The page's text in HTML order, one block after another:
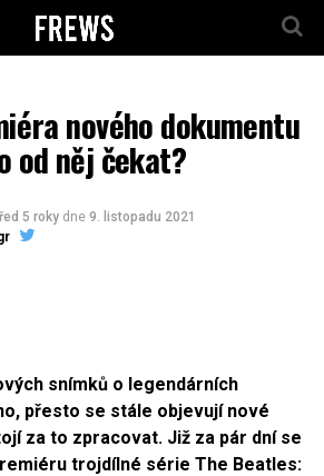
nového dokumentu
od něj čekat?
5 roky dne 9. listopadu 2021
snímků o legendárních
přesto se stále objevují nové
za to zpracovat. Již za pár dní se
trojdílné série The Beatles: